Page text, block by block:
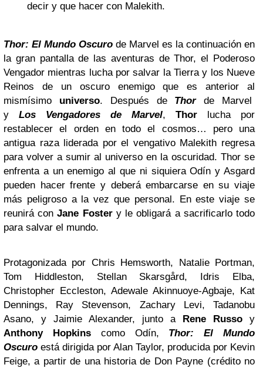
decir y que hacer con Malekith.
Thor: El Mundo Oscuro de Marvel es la continuación en
la gran pantalla de las aventuras de Thor, el Poderoso
Vengador mientras lucha por salvar la Tierra y los Nueve
Reinos de un oscuro enemigo que es anterior al
mismísimo universo. Después de Thor
de Marvel
y Los Vengadores de Marvel, Thor lucha por
restablecer el orden en todo el cosmos… pero una
antigua raza liderada por el vengativo Malekith regresa
para volver a sumir al universo en la oscuridad. Thor se
enfrenta a un enemigo al que ni siquiera Odín y Asgard
pueden hacer frente y deberá embarcarse en su viaje
más peligroso a la vez que personal. En este viaje se
reunirá conJane Fostery le obligará a sacrificarlo todo
para salvar el mundo.
Protagonizada por Chris Hemsworth, Natalie Portman,
Tom Hiddleston, Stellan Skarsgård, Idris Elba,
Christopher Eccleston, Adewale Akinnuoye-Agbaje, Kat
Dennings, Ray Stevenson, Zachary Levi, Tadanobu
Asano, y Jaimie Alexander, junto a Rene Russo y
Anthony Hopkinscomo Odín, Thor: El Mundo
Oscuro está dirigida por Alan Taylor, producida por Kevin
Feige, a partir de una historia de Don Payne (crédito no